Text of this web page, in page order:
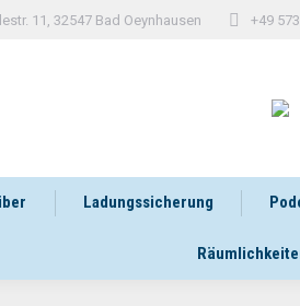
11, 32547 Bad Oeynhausen +49
Ladungssicherung